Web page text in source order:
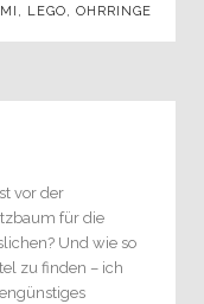
, LEGO, OHRRINGE
vor der
für die
Und wie so
zu finden – ich